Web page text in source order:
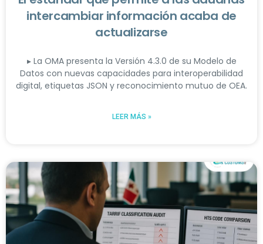
intercambiar información acaba de
actualizarse
▸ La OMA presenta la Versión 4.3.0 de su Modelo de
Datos con nuevas capacidades para interoperabilidad
digital, etiquetas JSON y reconocimiento mutuo de OEA.
LEER MÁS »